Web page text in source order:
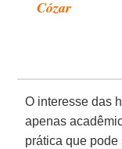
Cózar
O interesse das
apenas
prática que